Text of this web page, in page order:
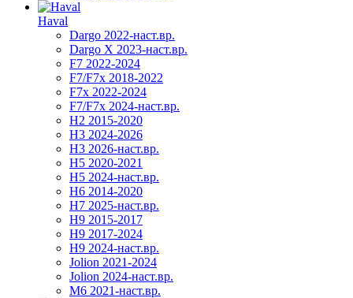
Haval
Dargo 2022-наст.вр.
Dargo X 2023-наст.вр.
F7 2022-2024
F7/F7x 2018-2022
F7x 2022-2024
F7/F7x 2024-наст.вр.
H2 2015-2020
H3 2024-2026
H3 2026-наст.вр.
H5 2020-2021
H5 2024-наст.вр.
H6 2014-2020
H7 2025-наст.вр.
H9 2015-2017
H9 2017-2024
H9 2024-наст.вр.
Jolion 2021-2024
Jolion 2024-наст.вр.
М6 2021-наст.вр.